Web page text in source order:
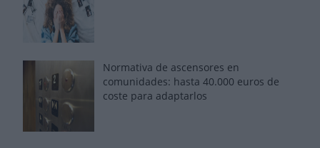
Normativa de ascensores en
comunidades: hasta 40.000 euros de
coste para adaptarlos